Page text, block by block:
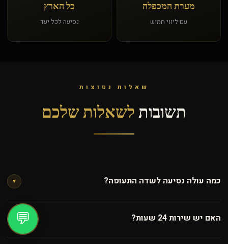
מערת המכפלה
עם ליווי חמוש
כל הארץ
נסיעה לכל יעד
שאלות נפוצות
תשובות לשאלות שלכם
כמה עולה נסיעה לשדה התעופה? ▾
המחיר תלוי ביעד, מספר הנוסעים וסוג הרכב. צרו קשר בוואטסאפ
לקבלת מחיר מדויק ומיידי.
האם יש שירות 24 שעות? 💬